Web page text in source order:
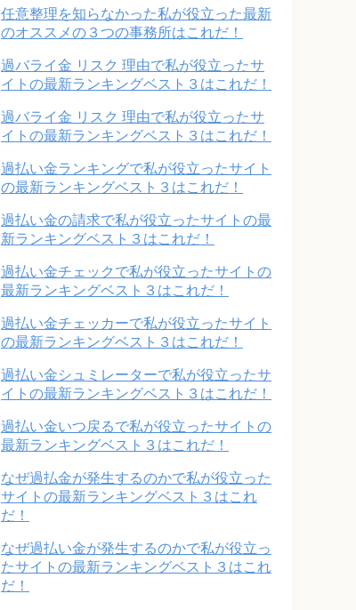
任意整理を知らなかった私が役立った最新
のオススメの３つの事務所はこれだ！
過バライ金 リスク 理由で私が役立ったサ
イトの最新ランキングベスト３はこれだ！
過バライ金 リスク 理由で私が役立ったサ
イトの最新ランキングベスト３はこれだ！
過払い金ランキングで私が役立ったサイト
の最新ランキングベスト３はこれだ！
過払い金の請求で私が役立ったサイトの最
新ランキングベスト３はこれだ！
過払い金チェックで私が役立ったサイトの
最新ランキングベスト３はこれだ！
過払い金チェッカーで私が役立ったサイト
の最新ランキングベスト３はこれだ！
過払い金シュミレーターで私が役立ったサ
イトの最新ランキングベスト３はこれだ！
過払い金いつ戻るで私が役立ったサイトの
最新ランキングベスト３はこれだ！
なぜ過払金が発生するのかで私が役立った
サイトの最新ランキングベスト３はこれ
だ！
なぜ過払い金が発生するのかで私が役立っ
たサイトの最新ランキングベスト３はこれ
だ！